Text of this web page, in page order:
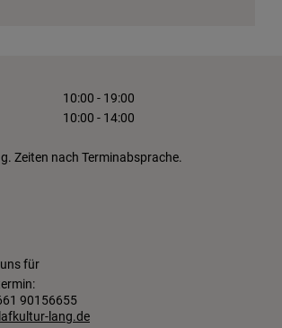
10:00 - 19:00
10:00 - 14:00
Zeiten nach Terminabsprache.
für
90156655
lang.de